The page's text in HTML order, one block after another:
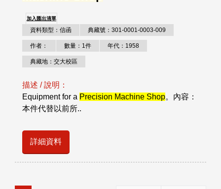
加入匯出清單
資料類型：信函 典藏號：301-0001-0003-009
作者： 數量：1件 年代：1958
典藏地：交大校區
描述 / 說明：
Equipment for a Precision Machine Shop。內容：
本件代替以前所..
詳細資料